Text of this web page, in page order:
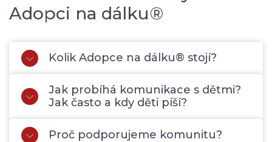
Adopci na dálku®
Kolik Adopce na dálku® stojí?
Jak probíhá komunikace s dětmi?
Jak často a kdy děti píší?
Proč podporujeme komunitu?